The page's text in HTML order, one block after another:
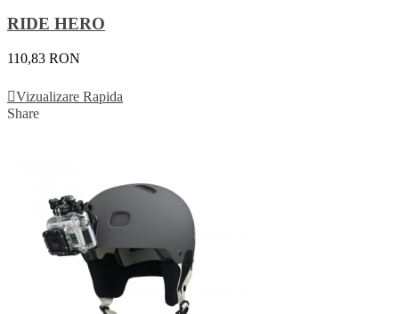
RIDE HERO
110,83 RON
Vizualizare Rapida
Share